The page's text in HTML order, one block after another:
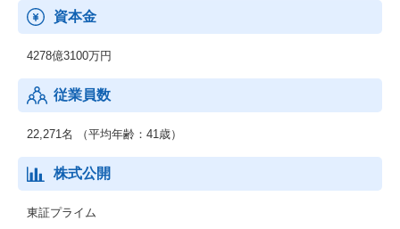
◆ネットワークサービス事業
通信事業者向けに、ネットワーク構築に必要な機器や運用管理の
に、IoT/5G時代に向けてネットワークへのニーズが多様化する
中、テレコムキャリア市場で培ったネットワークの強みをサービ
スプロバイダや製造業、流通・サービス業、自治体などの市場に
展開していきます。
海外市場を対象として、セーファーシティ（パブリックセーフテ
ィ、デジタル・ガバメント、デジタル・ファイナンス）、サービ
スプロバイダ向けソフトウェア・サービス、海洋システムなどを
提供しています。AI、IoT関連の先端技術を活用し、安全・安心で
資本金
4278億3100万円
従業員数
22,271名 （平均年齢：41歳）
株式公開
東証プライム